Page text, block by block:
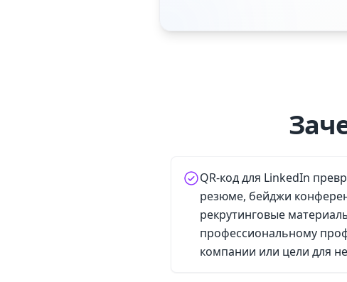
QR-код для LinkedIn
резюме, бейджи
рекрутинговые
профессиональному
компании или цели для